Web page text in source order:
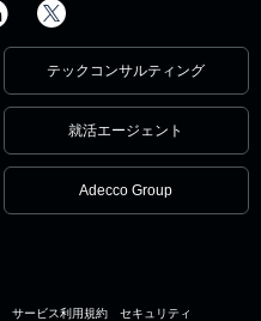
テックコンサルティング
就活エージェント
Adecco Group
サービス利用規約 セキュリティ